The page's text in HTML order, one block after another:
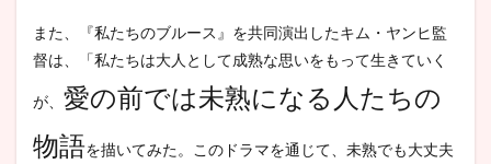
また、『私たちのブルース』を共同演出したキム・ヤンヒ監
督は、「私たちは大人として成熟な思いをもって生きていく
が、 愛の前では未熟になる人たちの
物語を描いてみた。このドラマを通じて、未熟でも大丈夫